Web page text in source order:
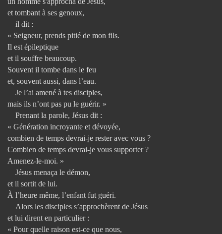
et tombant à ses genoux,
il dit :
« Seigneur, prends pitié de mon fils.
Il est épileptique
et il souffre beaucoup.
Souvent il tombe dans le feu
et, souvent aussi, dans l’eau.
Je l’ai amené à tes disciples,
mais ils n’ont pas pu le guérir. »
Prenant la parole, Jésus dit :
« Génération incroyante et dévoyée,
combien de temps devrai-je rester avec vous ?
Combien de temps devrai-je vous supporter ?
Amenez-le-moi. »
Jésus menaça le démon,
et il sortit de lui.
À l’heure même, l’enfant fut guéri.
Alors les disciples s’approchèrent de Jésus
et lui dirent en particulier :
« Pour quelle raison est-ce que nous,